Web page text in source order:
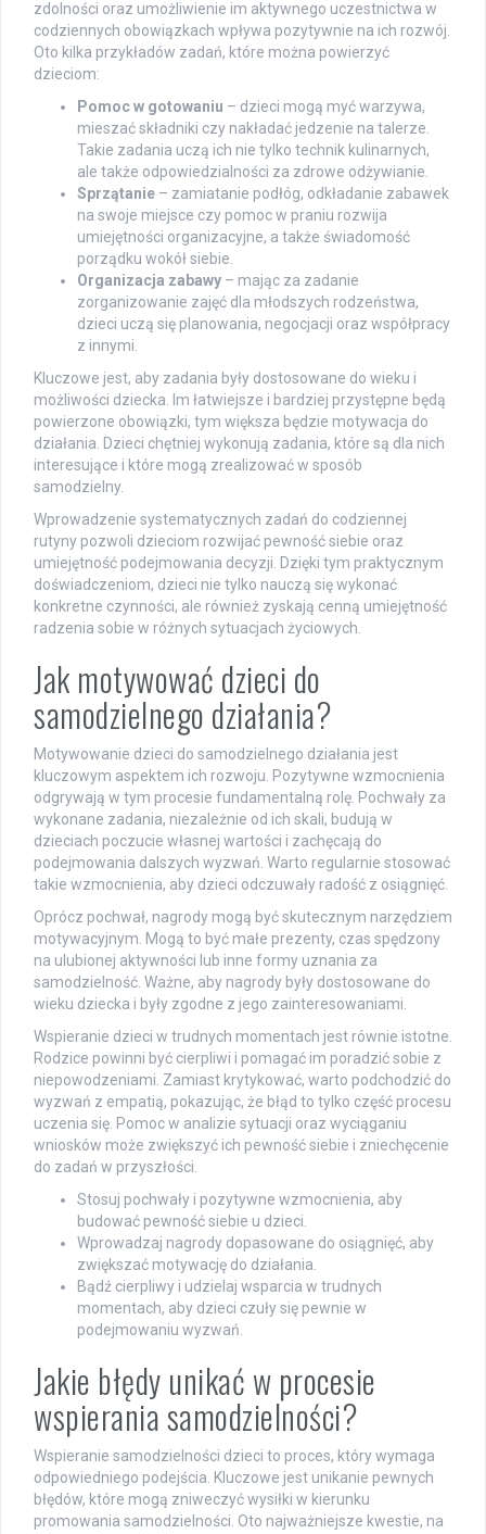
zdolności oraz umożliwienie im aktywnego uczestnictwa w
codziennych obowiązkach wpływa pozytywnie na ich rozwój.
Oto kilka przykładów zadań, które można powierzyć
dzieciom:
Pomoc w gotowaniu – dzieci mogą myć warzywa,
mieszać składniki czy nakładać jedzenie na talerze.
Takie zadania uczą ich nie tylko technik kulinarnych,
ale także odpowiedzialności za zdrowe odżywianie.
Sprzątanie – zamiatanie podłóg, odkładanie zabawek
na swoje miejsce czy pomoc w praniu rozwija
umiejętności organizacyjne, a także świadomość
porządku wokół siebie.
Organizacja zabawy – mając za zadanie
zorganizowanie zajęć dla młodszych rodzeństwa,
dzieci uczą się planowania, negocjacji oraz współpracy
z innymi.
Kluczowe jest, aby zadania były dostosowane do wieku i
możliwości dziecka. Im łatwiejsze i bardziej przystępne będą
powierzone obowiązki, tym większa będzie motywacja do
działania. Dzieci chętniej wykonują zadania, które są dla nich
interesujące i które mogą zrealizować w sposób
samodzielny.
Wprowadzenie systematycznych zadań do codziennej
rutyny pozwoli dzieciom rozwijać pewność siebie oraz
umiejętność podejmowania decyzji. Dzięki tym praktycznym
doświadczeniom, dzieci nie tylko nauczą się wykonać
konkretne czynności, ale również zyskają cenną umiejętność
radzenia sobie w różnych sytuacjach życiowych.
Jak motywować dzieci do
samodzielnego działania?
Motywowanie dzieci do samodzielnego działania jest
kluczowym aspektem ich rozwoju. Pozytywne wzmocnienia
odgrywają w tym procesie fundamentalną rolę. Pochwały za
wykonane zadania, niezależnie od ich skali, budują w
dzieciach poczucie własnej wartości i zachęcają do
podejmowania dalszych wyzwań. Warto regularnie stosować
takie wzmocnienia, aby dzieci odczuwały radość z osiągnięć.
Oprócz pochwał, nagrody mogą być skutecznym narzędziem
motywacyjnym. Mogą to być małe prezenty, czas spędzony
na ulubionej aktywności lub inne formy uznania za
samodzielność. Ważne, aby nagrody były dostosowane do
wieku dziecka i były zgodne z jego zainteresowaniami.
Wspieranie dzieci w trudnych momentach jest równie istotne.
Rodzice powinni być cierpliwi i pomagać im poradzić sobie z
niepowodzeniami. Zamiast krytykować, warto podchodzić do
wyzwań z empatią, pokazując, że błąd to tylko część procesu
uczenia się. Pomoc w analizie sytuacji oraz wyciąganiu
wniosków może zwiększyć ich pewność siebie i zniechęcenie
do zadań w przyszłości.
Stosuj pochwały i pozytywne wzmocnienia, aby
budować pewność siebie u dzieci.
Wprowadzaj nagrody dopasowane do osiągnięć, aby
zwiększać motywację do działania.
Bądź cierpliwy i udzielaj wsparcia w trudnych
momentach, aby dzieci czuły się pewnie w
podejmowaniu wyzwań.
Jakie błędy unikać w procesie
wspierania samodzielności?
Wspieranie samodzielności dzieci to proces, który wymaga
odpowiedniego podejścia. Kluczowe jest unikanie pewnych
błędów, które mogą zniweczyć wysiłki w kierunku
promowania samodzielności. Oto najważniejsze kwestie, na